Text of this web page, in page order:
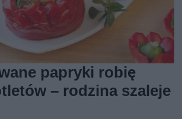
papryki robię
– rodzina szaleje